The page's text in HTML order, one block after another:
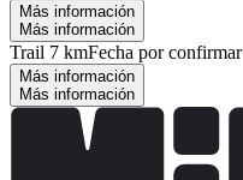
Más información
Más información
Trail 7 kmFecha por confirmar
Más información
Más información